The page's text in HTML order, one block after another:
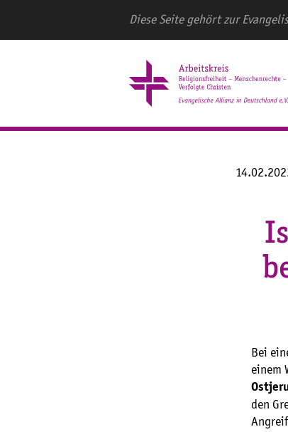
Diese Seite gehört zur
Bei
einem
den